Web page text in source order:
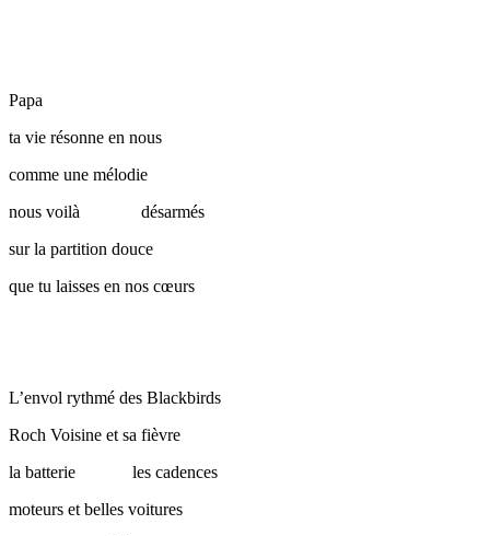
Papa
ta vie résonne en nous
comme une mélodie
nous voilà désarmés
sur la partition douce
que tu laisses en nos cœurs
L’envol rythmé des Blackbirds
Roch Voisine et sa fièvre
la batterie les cadences
moteurs et belles voitures